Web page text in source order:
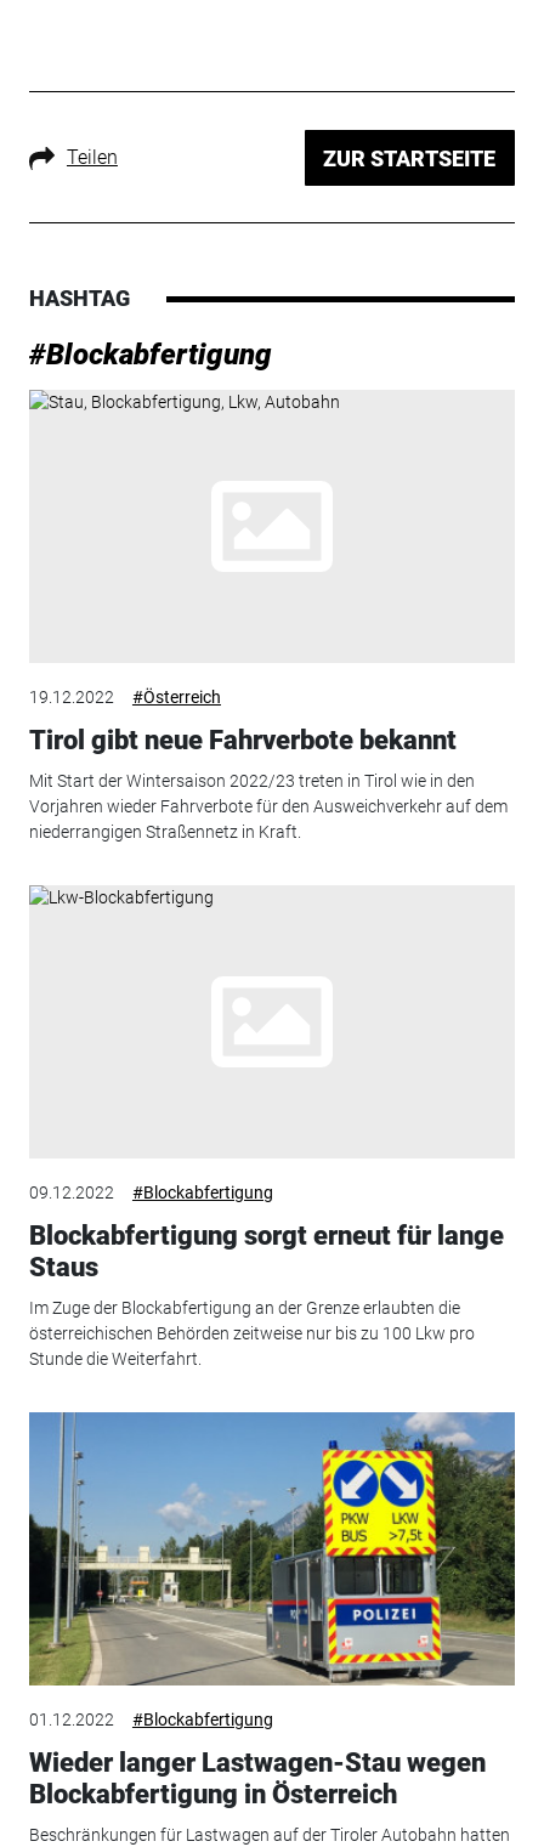
Teilen ZUR STARTSEITE
HASHTAG
#Blockabfertigung
19.12.2022 #Österreich
Tirol gibt neue Fahrverbote bekannt
Mit Start der Wintersaison 2022/23 treten in Tirol wie in den
Vorjahren wieder Fahrverbote für den Ausweichverkehr auf dem
niederrangigen Straßennetz in Kraft.
09.12.2022 #Blockabfertigung
Blockabfertigung sorgt erneut für lange
Staus
Im Zuge der Blockabfertigung an der Grenze erlaubten die
österreichischen Behörden zeitweise nur bis zu 100 Lkw pro
Stunde die Weiterfahrt.
01.12.2022 #Blockabfertigung
Wieder langer Lastwagen-Stau wegen
Blockabfertigung in Österreich
Beschränkungen für Lastwagen auf der Tiroler Autobahn hatten